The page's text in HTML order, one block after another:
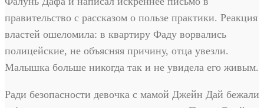
правительство с рассказом о пользе практики. Реакция
властей ошеломила: в квартиру Фаду ворвались
полицейские, не объясняя причину, отца увезли.
Малышка больше никогда так и не увидела его живым.
Ради безопасности девочка с мамой Джейн Дай бежали